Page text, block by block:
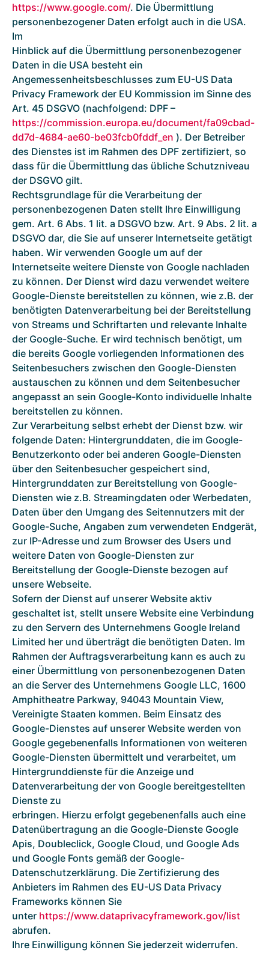
https://www.google.com/. Die Übermittlung
personenbezogener Daten erfolgt auch in die USA.
Im
Hinblick auf die Übermittlung personenbezogener
Daten in die USA besteht ein
Angemessenheitsbeschlusses zum EU-US Data
Privacy Framework der EU Kommission im Sinne des
Art. 45 DSGVO (nachfolgend: DPF –
https://commission.europa.eu/document/fa09cbad-
dd7d-4684-ae60-be03fcb0fddf_en ). Der Betreiber
des Dienstes ist im Rahmen des DPF zertifiziert, so
dass für die Übermittlung das übliche Schutzniveau
der DSGVO gilt.
Rechtsgrundlage für die Verarbeitung der
personenbezogenen Daten stellt Ihre Einwilligung
gem. Art. 6 Abs. 1 lit. a DSGVO bzw. Art. 9 Abs. 2 lit. a
DSGVO dar, die Sie auf unserer Internetseite getätigt
haben. Wir verwenden Google um auf der
Internetseite weitere Dienste von Google nachladen
zu können. Der Dienst wird dazu verwendet weitere
Google-Dienste bereitstellen zu können, wie z.B. der
benötigten Datenverarbeitung bei der Bereitstellung
von Streams und Schriftarten und relevante Inhalte
der Google-Suche. Er wird technisch benötigt, um
die bereits Google vorliegenden Informationen des
Seitenbesuchers zwischen den Google-Diensten
austauschen zu können und dem Seitenbesucher
angepasst an sein Google-Konto individuelle Inhalte
bereitstellen zu können.
Zur Verarbeitung selbst erhebt der Dienst bzw. wir
folgende Daten: Hintergrunddaten, die im Google-
Benutzerkonto oder bei anderen Google-Diensten
über den Seitenbesucher gespeichert sind,
Hintergrunddaten zur Bereitstellung von Google-
Diensten wie z.B. Streamingdaten oder Werbedaten,
Daten über den Umgang des Seitennutzers mit der
Google-Suche, Angaben zum verwendeten Endgerät,
zur IP-Adresse und zum Browser des Users und
weitere Daten von Google-Diensten zur
Bereitstellung der Google-Dienste bezogen auf
unsere Webseite.
Sofern der Dienst auf unserer Website aktiv
geschaltet ist, stellt unsere Website eine Verbindung
zu den Servern des Unternehmens Google Ireland
Limited her und überträgt die benötigten Daten. Im
Rahmen der Auftragsverarbeitung kann es auch zu
einer Übermittlung von personenbezogenen Daten
an die Server des Unternehmens Google LLC, 1600
Amphitheatre Parkway, 94043 Mountain View,
Vereinigte Staaten kommen. Beim Einsatz des
Google-Dienstes auf unserer Website werden von
Google gegebenenfalls Informationen von weiteren
Google-Diensten übermittelt und verarbeitet, um
Hintergrunddienste für die Anzeige und
Datenverarbeitung der von Google bereitgestellten
Dienste zu
erbringen. Hierzu erfolgt gegebenenfalls auch eine
Datenübertragung an die Google-Dienste Google
Apis, Doubleclick, Google Cloud, und Google Ads
und Google Fonts gemäß der Google-
Datenschutzerklärung. Die Zertifizierung des
Anbieters im Rahmen des EU-US Data Privacy
Frameworks können Sie
unter https://www.dataprivacyframework.gov/list
abrufen.
Ihre Einwilligung können Sie jederzeit widerrufen.